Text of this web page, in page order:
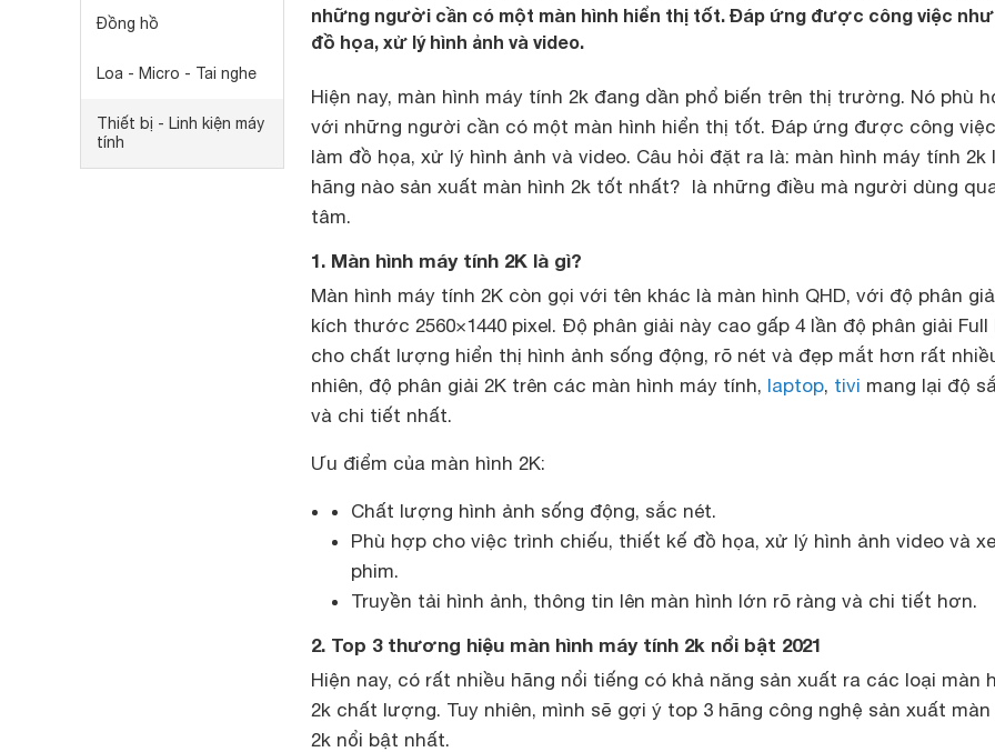
Đồng hồ
Loa - Micro - Tai nghe
Thiết bị - Linh kiện máy
tính
những người cần có một màn hình hiển thị tốt. Đáp ứng được công việc như
đồ họa, xử lý hình ảnh và video.
Hiện nay, màn hình máy tính 2k đang dần phổ biến trên thị trường. Nó phù
với những người cần có một màn hình hiển thị tốt. Đáp ứng được công
làm đồ họa, xử lý hình ảnh và video. Câu hỏi đặt ra là: màn hình máy tính 2k
hãng nào sản xuất màn hình 2k tốt nhất? là những điều mà người dùng
tâm.
1. Màn hình máy tính 2K là gì?
Màn hình máy tính 2K còn gọi với tên khác là màn hình QHD, với độ phân
kích thước 2560×1440 pixel. Độ phân giải này cao gấp 4 lần độ phân giải Full
cho chất lượng hiển thị hình ảnh sống động, rõ nét và đẹp mắt hơn rất
nhiên, độ phân giải 2K trên các màn hình máy tính, laptop, tivi mang lại độ
và chi tiết nhất.
Ưu điểm của màn hình 2K:
Chất lượng hình ảnh sống động, sắc nét.
Phù hợp cho việc trình chiếu, thiết kế đồ họa, xử lý hình ảnh video và
phim.
Truyền tải hình ảnh, thông tin lên màn hình lớn rõ ràng và chi tiết hơn.
2. Top 3 thương hiệu màn hình máy tính 2k nổi bật 2021
Hiện nay, có rất nhiều hãng nổi tiếng có khả năng sản xuất ra các loại màn
2k chất lượng. Tuy nhiên, mình sẽ gợi ý top 3 hãng công nghệ sản xuất màn
2k nổi bật nhất.